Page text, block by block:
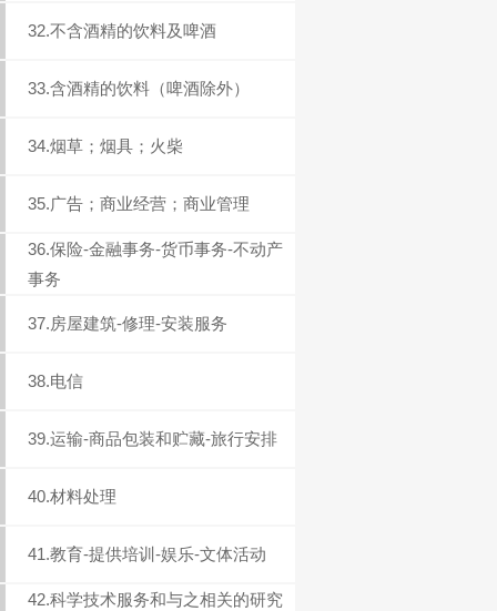
32.不含酒精的饮料及啤酒
33.含酒精的饮料（啤酒除外）
34.烟草；烟具；火柴
35.广告；商业经营；商业管理
36.保险-金融事务-货币事务-不动产
事务
37.房屋建筑-修理-安装服务
38.电信
39.运输-商品包装和贮藏-旅行安排
40.材料处理
41.教育-提供培训-娱乐-文体活动
42.科学技术服务和与之相关的研究